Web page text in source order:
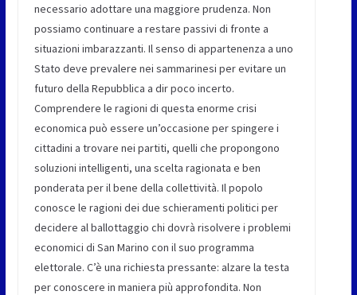
necessario adottare una maggiore prudenza. Non
possiamo continuare a restare passivi di fronte a
situazioni imbarazzanti. Il senso di appartenenza a uno
Stato deve prevalere nei sammarinesi per evitare un
futuro della Repubblica a dir poco incerto.
Comprendere le ragioni di questa enorme crisi
economica può essere un’occasione per spingere i
cittadini a trovare nei partiti, quelli che propongono
soluzioni intelligenti, una scelta ragionata e ben
ponderata per il bene della collettività. Il popolo
conosce le ragioni dei due schieramenti politici per
decidere al ballottaggio chi dovrà risolvere i problemi
economici di San Marino con il suo programma
elettorale. C’è una richiesta pressante: alzare la testa
per conoscere in maniera più approfondita. Non